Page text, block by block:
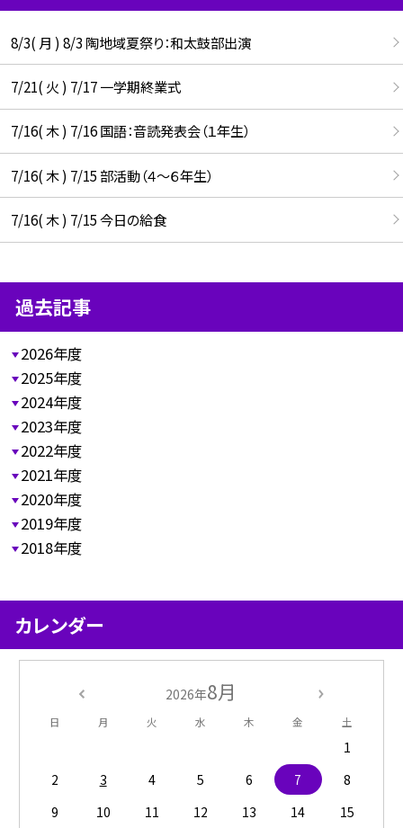
8/3( 月 ) 8/3 陶地域夏祭り：和太鼓部出演
7/21( 火 ) 7/17 一学期終業式
7/16( 木 ) 7/16 国語：音読発表会（１年生）
7/16( 木 ) 7/15 部活動（４～６年生）
7/16( 木 ) 7/15 今日の給食
過去記事
2026年度
2025年度
2024年度
2023年度
2022年度
2021年度
2020年度
2019年度
2018年度
カレンダー
2026年8月
日 月 火 水 木 金 土
1
2
3 4 5 6 7
8
9
10 11 12 13 14
15